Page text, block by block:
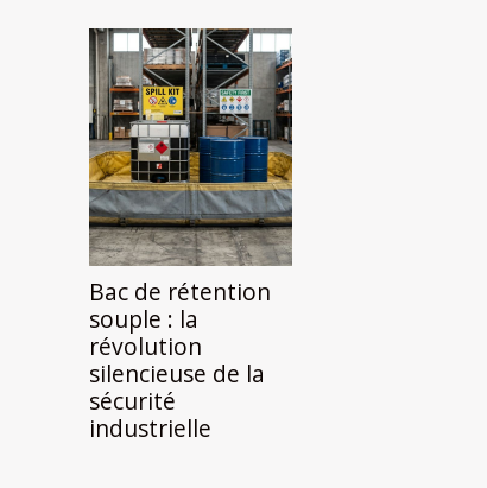
Bac de rétention
souple : la
révolution
silencieuse de la
sécurité
industrielle